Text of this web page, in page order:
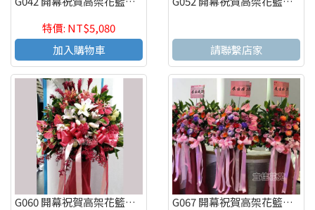
特價: NT$5,080
加入購物車
請聯繫店家
G060 開幕祝賀高架花籃、開幕藝術花籃 慶祝榮陞、開幕喬遷(一個)
G067 開幕祝賀高架花籃、開幕藝術花籃 慶祝榮陞、開幕喬遷(一個)